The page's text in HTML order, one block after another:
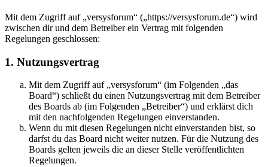
Mit dem Zugriff auf „versysforum“ („https://versysforum.de“) wird
zwischen dir und dem Betreiber ein Vertrag mit folgenden
Regelungen geschlossen:
1. Nutzungsvertrag
Mit dem Zugriff auf „versysforum“ (im Folgenden „das
Board“) schließt du einen Nutzungsvertrag mit dem Betreiber
des Boards ab (im Folgenden „Betreiber“) und erklärst dich
mit den nachfolgenden Regelungen einverstanden.
Wenn du mit diesen Regelungen nicht einverstanden bist, so
darfst du das Board nicht weiter nutzen. Für die Nutzung des
Boards gelten jeweils die an dieser Stelle veröffentlichten
Regelungen.